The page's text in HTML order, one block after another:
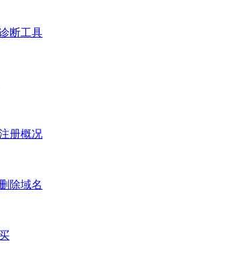
断工具
册概况
除域名